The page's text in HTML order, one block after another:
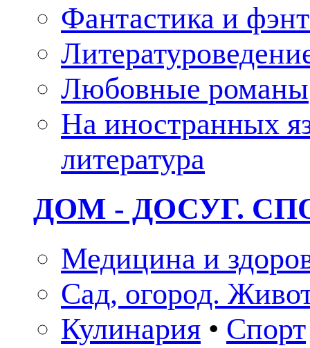
Фантастика и
Любовные романы
На иностранных
литература
ДОМ - ДОСУГ.
Медицина и
Сад, огород.
Кулинария • Спорт